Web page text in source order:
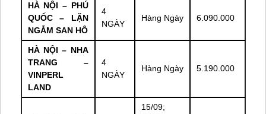
HÀ NỘI – PHÚ
QUỐC – LẶN
NGẮM SAN HÔ
4
NGÀY
Hàng Ngày 6.090.000
HÀ NỘI – NHA
TRANG –
VINPERL
LAND
4
NGÀY
Hàng Ngày 5.190.000
15/09;